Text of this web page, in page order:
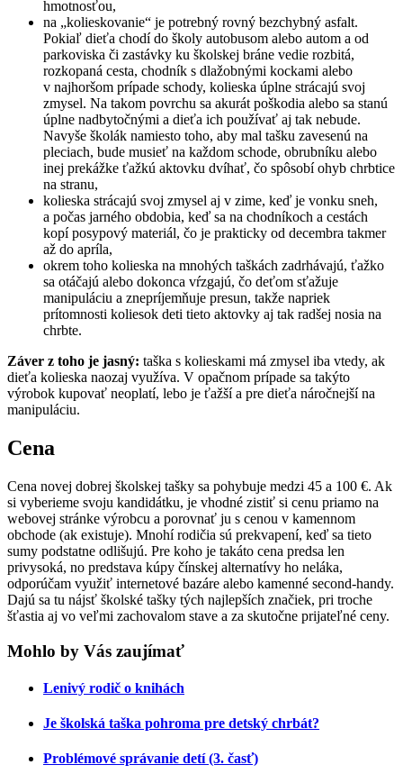
hmotnosťou,
na „kolieskovanie“ je potrebný rovný bezchybný asfalt.
Pokiaľ dieťa chodí do školy autobusom alebo autom a od
parkoviska či zastávky ku školskej bráne vedie rozbitá,
rozkopaná cesta, chodník s dlažobnými kockami alebo
v najhoršom prípade schody, kolieska úplne strácajú svoj
zmysel. Na takom povrchu sa akurát poškodia alebo sa stanú
úplne nadbytočnými a dieťa ich používať aj tak nebude.
Navyše školák namiesto toho, aby mal tašku zavesenú na
pleciach, bude musieť na každom schode, obrubníku alebo
inej prekážke ťažkú aktovku dvíhať, čo spôsobí ohyb chrbtice
na stranu,
kolieska strácajú svoj zmysel aj v zime, keď je vonku sneh,
a počas jarného obdobia, keď sa na chodníkoch a cestách
kopí posypový materiál, čo je prakticky od decembra takmer
až do apríla,
okrem toho kolieska na mnohých taškách zadrhávajú, ťažko
sa otáčajú alebo dokonca vŕzgajú, čo deťom sťažuje
manipuláciu a znepríjemňuje presun, takže napriek
prítomnosti koliesok deti tieto aktovky aj tak radšej nosia na
chrbte.
Záver z toho je jasný: taška s kolieskami má zmysel iba vtedy, ak
dieťa kolieska naozaj využíva. V opačnom prípade sa takýto
výrobok kupovať neoplatí, lebo je ťažší a pre dieťa náročnejší na
manipuláciu.
Cena
Cena novej dobrej školskej tašky sa pohybuje medzi 45 a 100 €. Ak
si vyberieme svoju kandidátku, je vhodné zistiť si cenu priamo na
webovej stránke výrobcu a porovnať ju s cenou v kamennom
obchode (ak existuje). Mnohí rodičia sú prekvapení, keď sa tieto
sumy podstatne odlišujú. Pre koho je takáto cena predsa len
privysoká, no predstava kúpy čínskej alternatívy ho neláka,
odporúčam využiť internetové bazáre alebo kamenné second-handy.
Dajú sa tu nájsť školské tašky tých najlepších značiek, pri troche
šťastia aj vo veľmi zachovalom stave a za skutočne prijateľné ceny.
Mohlo by Vás zaujímať
Lenivý rodič o knihách
Je školská taška pohroma pre detský chrbát?
Problémové správanie detí (3. časť)